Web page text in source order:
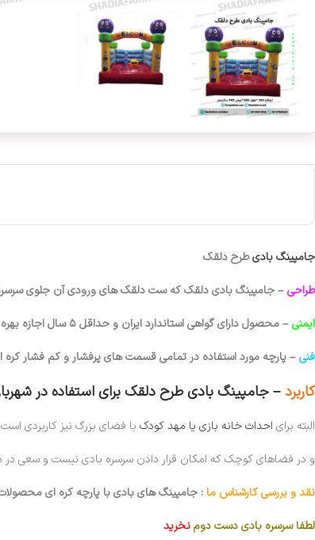
جامپینگ بادیطرح دلقک
طراحی– جامپینگ بادی دلقک که ست دلقک های ورودی آن جلوی سرسره بزرگ ۵ مناره هم به کار رفته برای استفاده کنار هم
ایمنی– محصول دارای گواهی استاندارد ایران و حداقل ۵ سال اجازه بهره برداری میباشد که نشان از ایمنی کافی محصول دارد.
فنی– پارچه مورد استفاده در تمامی قسمت های پرفشار و کم فشار
کاربرد– جامپینگ بادی طرح دلقک برای استفاده در
البته برای احداث خانه بازی یا مهد کودک با فضای بزرگ نیز کاربردی
و در فضاهای کوچک که امکان قرار دادن سرسره بادی نیست و سعی در
نقد و بررسی کارشناس ما : جامپینگ های بادی با پارچه کره ای
لطفا سرسره بادی دست دومنخرید